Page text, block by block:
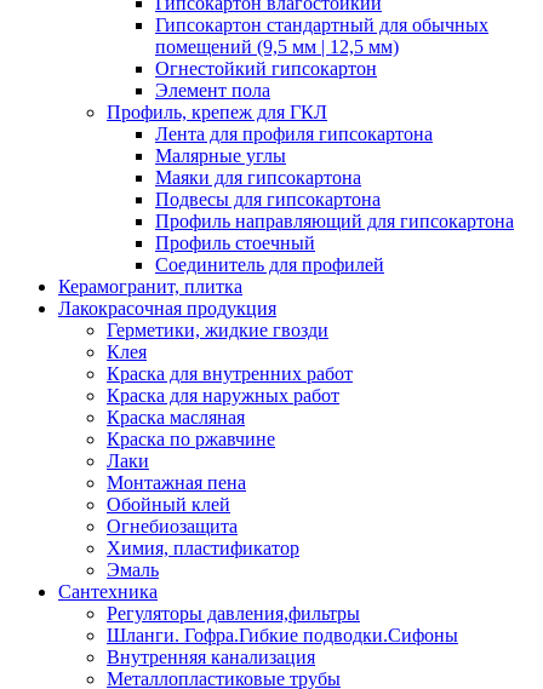
Гипсокартон стандартный для обычных
помещений (9,5 мм | 12,5 мм)
Огнестойкий гипсокартон
Элемент пола
Профиль, крепеж для ГКЛ
Лента для профиля гипсокартона
Малярные углы
Маяки для гипсокартона
Подвесы для гипсокартона
Профиль направляющий для гипсокартона
Профиль стоечный
Соединитель для профилей
Керамогранит, плитка
Лакокрасочная продукция
Герметики, жидкие гвозди
Клея
Краска для внутренних работ
Краска для наружных работ
Краска масляная
Краска по ржавчине
Лаки
Монтажная пена
Обойный клей
Огнебиозащита
Химия, пластификатор
Эмаль
Сантехника
Регуляторы давления,фильтры
Шланги. Гофра.Гибкие подводки.Сифоны
Внутренняя канализация
Металлопластиковые трубы